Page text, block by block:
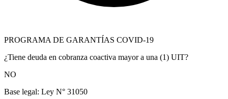
PROGRAMA DE GARANTÍAS COVID-19
¿Tiene deuda en cobranza coactiva mayor a una (1) UIT?
NO
Base legal: Ley N° 31050